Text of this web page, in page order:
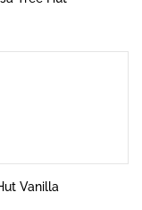
Vanilla